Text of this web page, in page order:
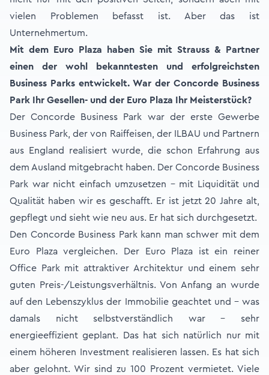
vielen Problemen befasst ist. Aber das ist
Unternehmertum.
Mit dem Euro Plaza haben Sie mit Strauss & Partner
einen der wohl bekanntesten und erfolgreichsten
Business Parks entwickelt. War der Concorde Business
Park Ihr Gesellen- und der Euro Plaza Ihr Meisterstück?
Der Concorde Business Park war der erste Gewerbe
Business Park, der von Raiffeisen, der ILBAU und Partnern
aus England realisiert wurde, die schon Erfahrung aus
dem Ausland mitgebracht haben. Der Concorde Business
Park war nicht einfach umzusetzen – mit Liquidität und
Qualität haben wir es geschafft. Er ist jetzt 20 Jahre alt,
gepflegt und sieht wie neu aus. Er hat sich durchgesetzt.
Den Concorde Business Park kann man schwer mit dem
Euro Plaza vergleichen. Der Euro Plaza ist ein reiner
Office Park mit attraktiver Architektur und einem sehr
guten Preis-/Leistungsverhältnis. Von Anfang an wurde
auf den Lebenszyklus der Immobilie geachtet und – was
damals nicht selbstverständlich war – sehr
energieeffizient geplant. Das hat sich natürlich nur mit
einem höheren Investment realisieren lassen. Es hat sich
aber gelohnt. Wir sind zu 100 Prozent vermietet. Viele